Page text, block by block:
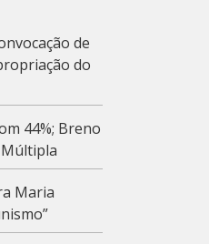
de
do
44%; Breno
Múltipla
Maria